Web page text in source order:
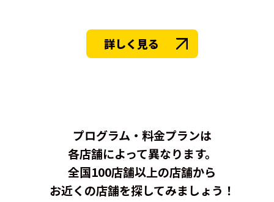
詳しく見る
プログラム・料金プランは
各店舗によって異なります。
全国100店舗以上の店舗から
お近くの店舗を探してみましょう！